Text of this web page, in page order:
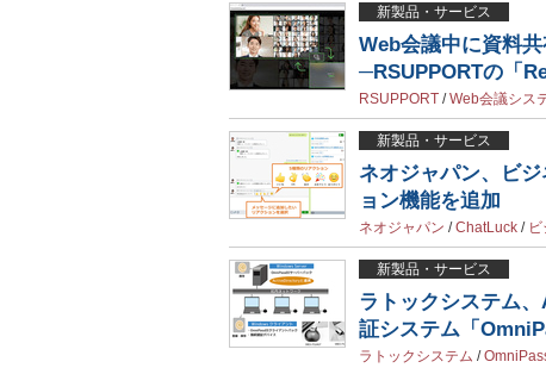
新製品・サービス
Web会議中に資料
─RSUPPORTの「
RSUPPORT /Web会議シス
新製品・サービス
ネオジャパン、ビ
ョン機能を追加
ネオジャパン /ChatLuck /
新製品・サービス
ラトックシステム
証システム「
ラトックシステム /